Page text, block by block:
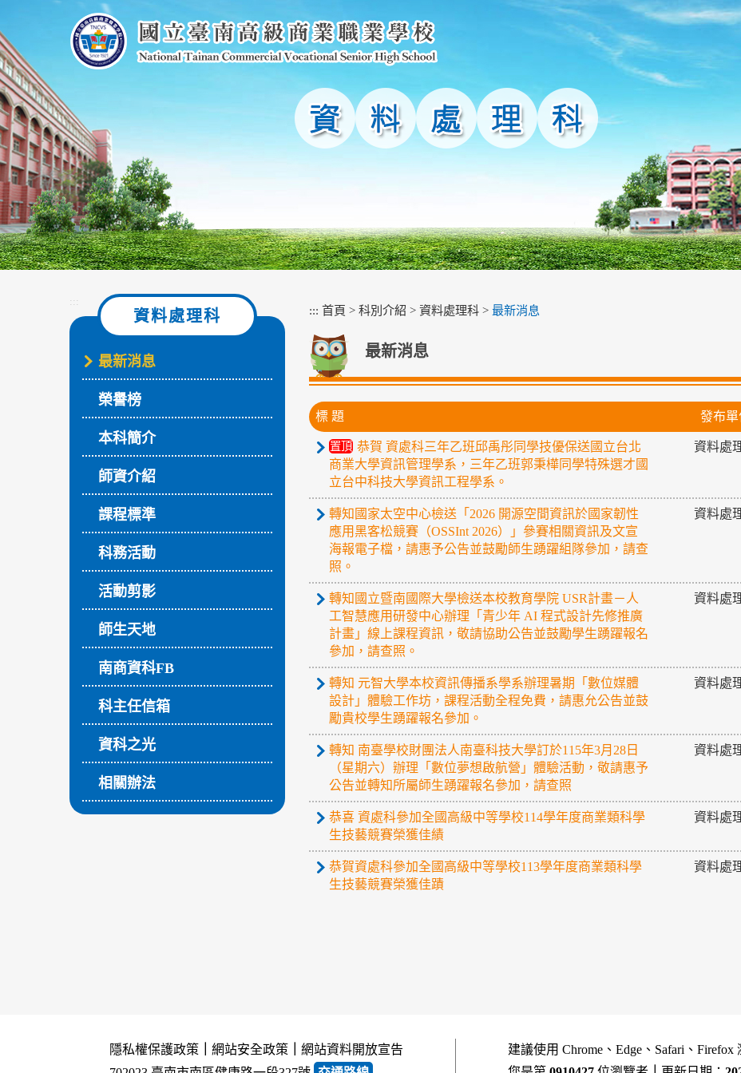
主
要
內
容
區
塊
:::
資料處理科
最新消息
榮譽榜
本科簡介
師資介紹
課程標準
科務活動
活動剪影
師生天地
南商資科FB
科主任信箱
資科之光
相關辦法
::: 首頁 > 科別介紹 > 資料處理科 > 最新消息
最新消息
標 題 發布單
置頂 恭賀 資處科三年乙班邱禹彤同學技優保送國立台北
商業大學資訊管理學系，三年乙班郭秉樺同學特殊選才國
立台中科技大學資訊工程學系。
資料處
轉知國家太空中心檢送「2026 開源空間資訊於國家韌性
應用黑客松競賽（OSSInt 2026）」參賽相關資訊及文宣
海報電子檔，請惠予公告並鼓勵師生踴躍組隊參加，請查
照。
資料處
轉知國立暨南國際大學檢送本校教育學院 USR計畫－人
工智慧應用研發中心辦理「青少年 AI 程式設計先修推廣
計畫」線上課程資訊，敬請協助公告並鼓勵學生踴躍報名
參加，請查照。
資料處
轉知 元智大學本校資訊傳播系學系辦理暑期「數位媒體
設計」體驗工作坊，課程活動全程免費，請惠允公告並鼓
勵貴校學生踴躍報名參加。
資料處
轉知 南臺學校財團法人南臺科技大學訂於115年3月28日
（星期六）辦理「數位夢想啟航營」體驗活動，敬請惠予
公告並轉知所屬師生踴躍報名參加，請查照
資料處
恭喜 資處科參加全國高級中等學校114學年度商業類科學
生技藝競賽榮獲佳績
資料處
恭賀資處科參加全國高級中等學校113學年度商業類科學
生技藝競賽榮獲佳蹟
資料處
隱私權保護政策 網站安全政策
網站資料開放宣告
建議使用 Chrome、Edge、Safari、